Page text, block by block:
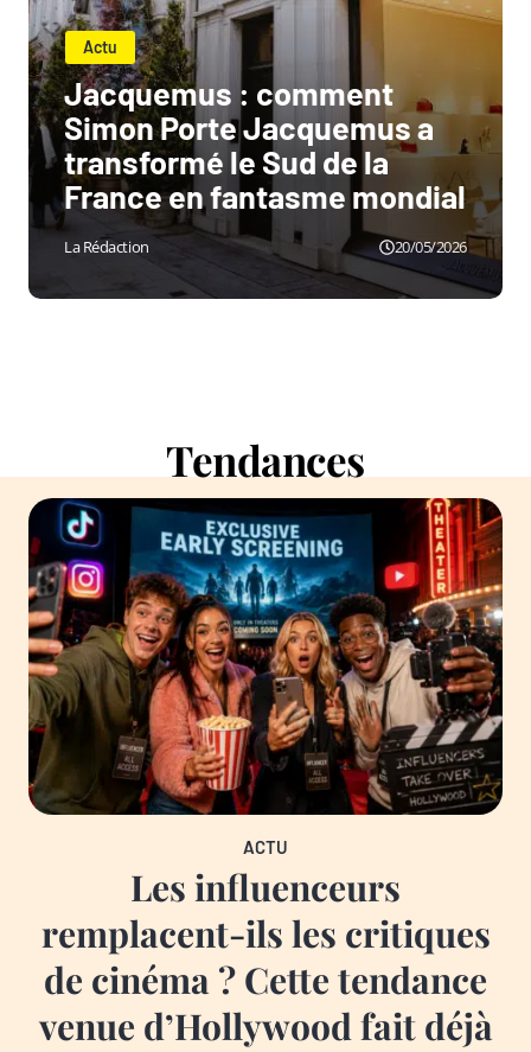
Actu
Jacquemus : comment
Simon Porte Jacquemus a
transformé le Sud de la
France en fantasme mondial
La Rédaction 20/05/2026
Tendances
ACTU
Les influenceurs
remplacent-ils les critiques
de cinéma ? Cette tendance
venue d’Hollywood fait déjà